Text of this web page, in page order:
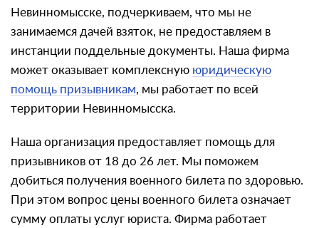
Невинномысске, подчеркиваем, что мы не
занимаемся дачей взяток, не предоставляем в
инстанции поддельные документы. Наша фирма
может оказывает комплексную юридическую
помощь призывникам, мы работает по всей
территории Невинномысска.
Наша организация предоставляет помощь для
призывников от 18 до 26 лет. Мы поможем
добиться получения военного билета по здоровью.
При этом вопрос цены военного билета означает
сумму оплаты услуг юриста. Фирма работает